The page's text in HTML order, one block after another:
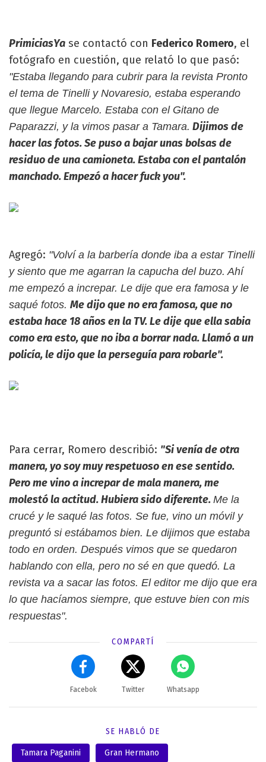
PrimiciasYa se contactó con Federico Romero, el
fotógrafo en cuestión, que relató lo que pasó:
"Estaba llegando para cubrir para la revista Pronto
el tema de Tinelli y Novaresio, estaba esperando
que llegue Marcelo. Estaba con el Gitano de
Paparazzi, y la vimos pasar a Tamara. Dijimos de
hacer las fotos. Se puso a bajar unas bolsas de
residuo de una camioneta. Estaba con el pantalón
manchado. Empezó a hacer fuck you".
Agregó: "Volví a la barbería donde iba a estar Tinelli
y siento que me agarran la capucha del buzo. Ahí
me empezó a increpar. Le dije que era famosa y le
saqué fotos. Me dijo que no era famosa, que no
estaba hace 18 años en la TV. Le dije que ella sabia
como era esto, que no iba a borrar nada. Llamó a un
policía, le dijo que la perseguía para robarle".
Para cerrar, Romero describió: "Si venía de otra
manera, yo soy muy respetuoso en ese sentido.
Pero me vino a increpar de mala manera, me
molestó la actitud. Hubiera sido diferente. Me la
crucé y le saqué las fotos. Se fue, vino un móvil y
preguntó si estábamos bien. Le dijimos que estaba
todo en orden. Después vimos que se quedaron
hablando con ella, pero no sé en que quedó. La
revista va a sacar las fotos. El editor me dijo que era
lo que hacíamos siempre, que estuve bien con mis
respuestas".
COMPARTÍ
Facebok Twitter Whatsapp
SE HABLÓ DE
Tamara Paganini Gran Hermano